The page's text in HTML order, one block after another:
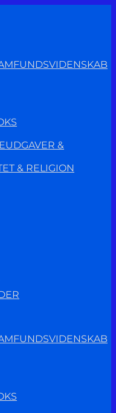
&
& RELIGION